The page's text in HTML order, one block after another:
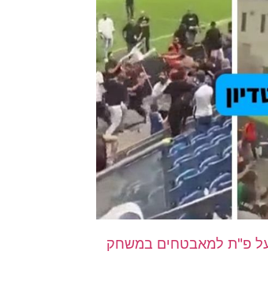
פ"ת למאבטחים במשחק